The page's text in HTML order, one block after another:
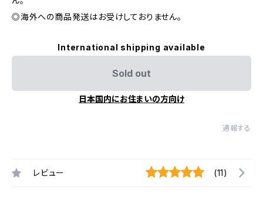
◎海外への商品発送はお受けしておりません。
International shipping available
Sold out
日本国内にお住まいの方向け
通報する
レビュー (11)